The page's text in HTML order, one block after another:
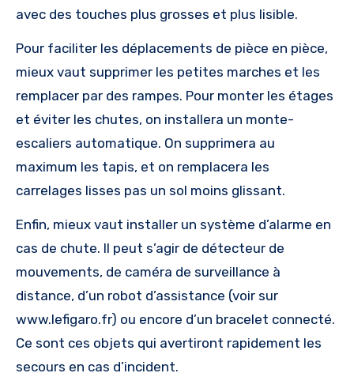
avec des touches plus grosses et plus lisible.
Pour faciliter les déplacements de pièce en pièce,
mieux vaut supprimer les petites marches et les
remplacer par des rampes. Pour monter les étages
et éviter les chutes, on installera un monte-
escaliers automatique. On supprimera au
maximum les tapis, et on remplacera les
carrelages lisses pas un sol moins glissant.
Enfin, mieux vaut installer un système d’alarme en
cas de chute. Il peut s’agir de détecteur de
mouvements, de caméra de surveillance à
distance, d’un robot d’assistance (voir sur
www.lefigaro.fr) ou encore d’un bracelet connecté.
Ce sont ces objets qui avertiront rapidement les
secours en cas d’incident.